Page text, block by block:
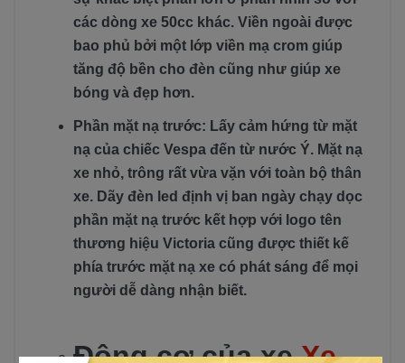
các dòng xe 50cc khác. Viền ngoài được
bao phủ bởi một lớp viền mạ crom giúp
tăng độ bền cho đèn cũng như giúp xe
bóng và đẹp hơn.
Phần mặt nạ trước: Lấy cảm hứng từ mặt
nạ của chiếc Vespa đến từ nước Ý. Mặt nạ
xe nhỏ, trông rất vừa vặn với toàn bộ thân
xe. Dãy đèn led định vị ban ngày chạy dọc
phần mặt nạ trước kết hợp với logo tên
thương hiệu Victoria cũng được thiết kế
phía trước mặt nạ xe có phát sáng để mọi
người dễ dàng nhận biết.
Động cơ của xeXe